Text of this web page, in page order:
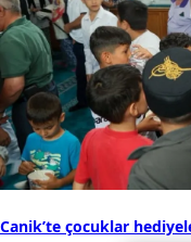
Canik’te çocuklar